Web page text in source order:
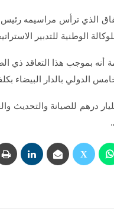
الذي ترأس مراسيمه رئيس
الوطنية للتدبير
بالدار البيضاء بكلفة 25 مليار
سيتم تخصيص 13 مليار درهم